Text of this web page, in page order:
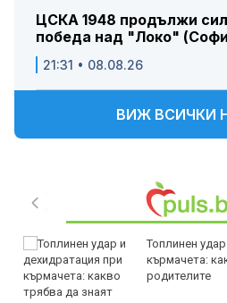
ЦСКА 1948 продължи
победа над "Локо"
21:31 • 08.08.26
ВИЖ ВСИЧКИ
Топлинен
кърмачета:
родителите